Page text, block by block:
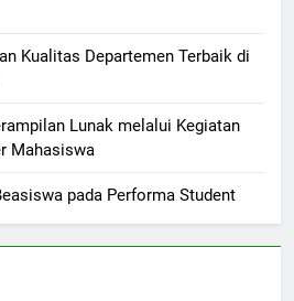
Kualitas Departemen Terbaik di
Lunak melalui Kegiatan
Mahasiswa
pada Performa Student